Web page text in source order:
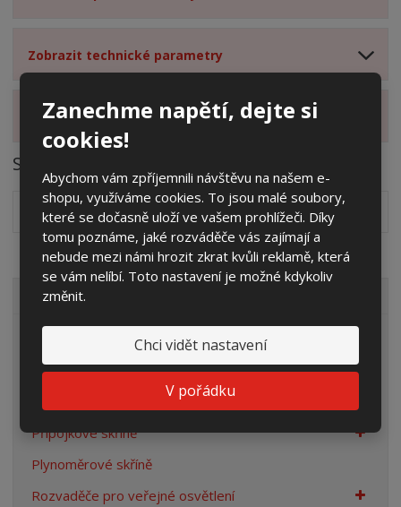
Zanechme napětí, dejte si
cookies!
Abychom vám zpříjemnili návštěvu na našem e-
shopu, využíváme cookies. To jsou malé soubory,
které se dočasně uloží ve vašem prohlížeči. Díky
tomu poznáme, jaké rozváděče vás zajímají a
nebude mezi námi hrozit zkrat kvůli reklamě, která
se vám nelíbí. Toto nastavení je možné kdykoliv
změnit.
Chci vidět nastavení
V pořádku
Zobrazit technické parametry
Zobrazit hodnocení produktu
Soubory ke stažení
Rámečky s dvířky (popis, rozměry, použití) pdf (188.86 Kb)
VŠECHNY KATEGORIE
Elektroměrové rozvaděče
Prázdné skříně
Rozpojovací jistící skříně
Přípojkové skříně
Plynoměrové skříně
Rozvaděče pro veřejné osvětlení